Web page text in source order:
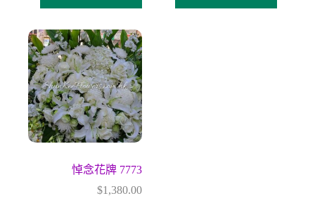
悼念花牌 7773
$1,380.00